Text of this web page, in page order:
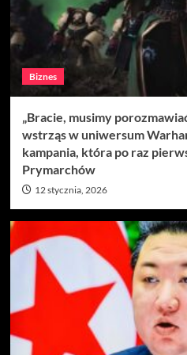
Biznes
„Bracie, musimy
wstrząs w uniwersum
kampania, która po raz
Prymarchów
12 stycznia, 2026